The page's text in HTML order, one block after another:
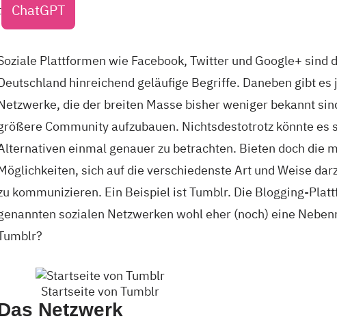
ChatGPT
Plattformen wie Facebook, Twitter und Google+ sind
hinreichend geläufige Begriffe. Daneben gibt es
die der breiten Masse bisher weniger bekannt
Community aufzubauen. Nichtsdestotrotz könnte es
einmal genauer zu betrachten. Bieten doch die
sich auf die verschiedenste Art und Weise
kommunizieren. Ein Beispiel ist Tumblr. Die Blogging-
sozialen Netzwerken wohl eher (noch) eine
Startseite von Tumblr
Netzwerk